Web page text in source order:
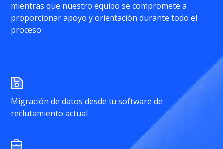
mientras que nuestro equipo se compromete a
proporcionar apoyo y orientación durante todo el
proceso.
Migración de datos desde tu software de
reclutamiento actual